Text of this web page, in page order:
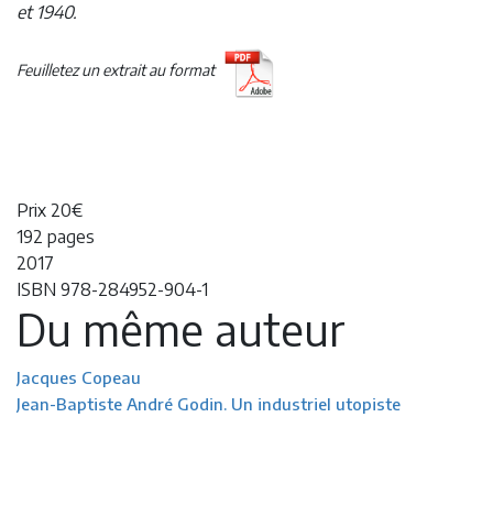
et 1940.
Feuilletez un extrait au format
Prix 20€
192 pages
2017
ISBN 978-284952-904-1
Du même auteur
Jacques Copeau
Jean-Baptiste André Godin. Un industriel utopiste